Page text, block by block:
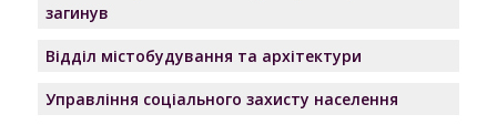
загинув
Відділ містобудування та архітектури
Управління соціального захисту населення